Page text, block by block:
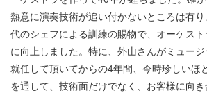
熱意に演奏技術が追い付かないところは有
代のシェフによる訓練の賜物で、オーケス
に向上しました。特に、外山さんがミュー
就任して頂いてからの4年間、今時珍しいほ
を通して、技術面だけでなく、お客様に向